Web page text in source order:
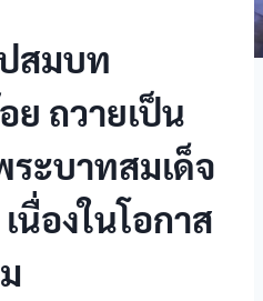
สมบท
ย ถวายเป็น
ะบาทสมเด็จ
นื่องในโอกาส